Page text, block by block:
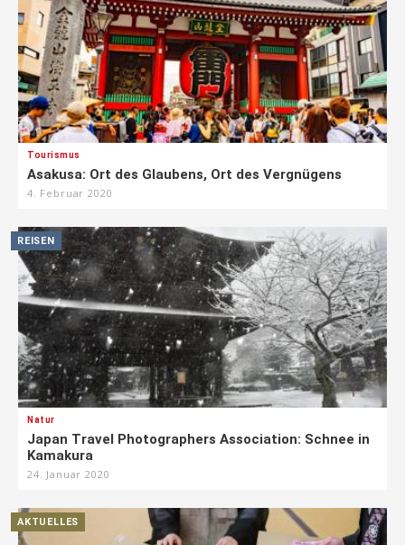
Tourismus
Asakusa: Ort des Glaubens, Ort des Vergnügens
4. Februar 2020
REISEN
Natur
Japan Travel Photographers Association: Schnee in
Kamakura
24. Januar 2020
AKTUELLES